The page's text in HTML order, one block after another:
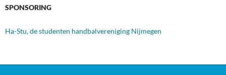
SPONSORING
Ha-Stu, de studenten handbalvereniging Nijmegen